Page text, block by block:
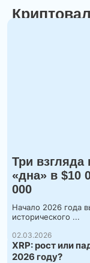
Три взгляда
«дна» в $10
000
Начало 2026 года
исторического ...
02.03.2026
XRP: рост или
2026 году?